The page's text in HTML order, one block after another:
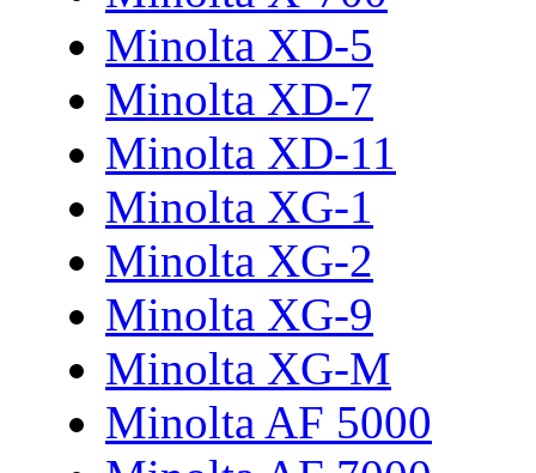
Minolta XD-5
Minolta XD-7
Minolta XD-11
Minolta XG-1
Minolta XG-2
Minolta XG-9
Minolta XG-M
Minolta AF 5000